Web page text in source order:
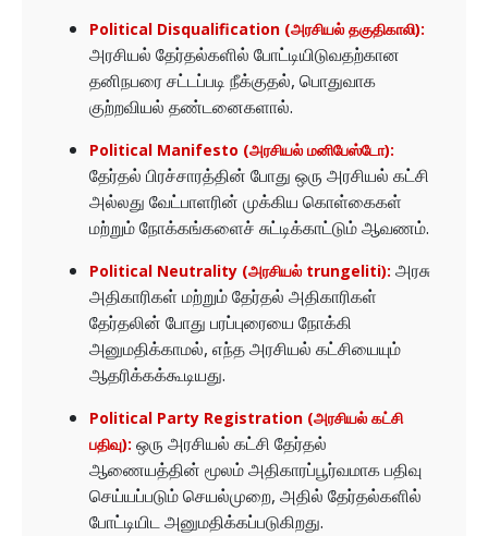
Political Disqualification (அரசியல் தகுதிகாலி):
அரசியல் தேர்தல்களில் போட்டியிடுவதற்கான
தனிநபரை சட்டப்படி நீக்குதல், பொதுவாக
குற்றவியல் தண்டனைகளால்.
Political Manifesto (அரசியல் மனிபேஸ்டோ):
தேர்தல் பிரச்சாரத்தின் போது ஒரு அரசியல் கட்சி
அல்லது வேட்பாளரின் முக்கிய கொள்கைகள்
மற்றும் நோக்கங்களைச் சுட்டிக்காட்டும் ஆவணம்.
Political Neutrality (அரசியல் trungeliti): அரசு
அதிகாரிகள் மற்றும் தேர்தல் அதிகாரிகள்
தேர்தலின் போது பரப்புரையை நோக்கி
அனுமதிக்காமல், எந்த அரசியல் கட்சியையும்
ஆதரிக்கக்கூடியது.
Political Party Registration (அரசியல் கட்சி
பதிவு): ஒரு அரசியல் கட்சி தேர்தல்
ஆணையத்தின் மூலம் அதிகாரப்பூர்வமாக பதிவு
செய்யப்படும் செயல்முறை, அதில் தேர்தல்களில்
போட்டியிட அனுமதிக்கப்படுகிறது.